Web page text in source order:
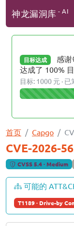
神龙漏洞库 - AI
目标达成
感
达成了 100% 目
目标: 1000 元 · 已
首页 Capgo
CVE-2026-
CVSS 5.4 · Medium
可能的
T1189 · Drive-by